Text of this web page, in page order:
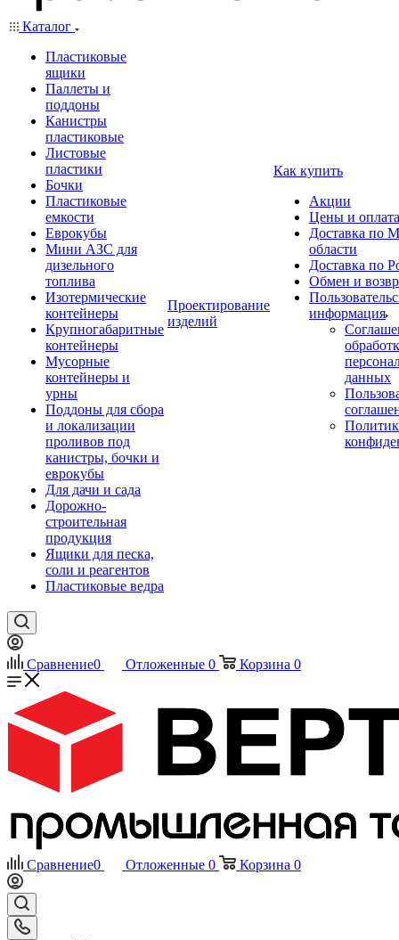
Каталог
Пластиковые
ящики
Паллеты и
поддоны
Канистры
пластиковые
Листовые
пластики
Бочки
Пластиковые
емкости
Еврокубы
Мини АЗС для
дизельного
топлива
Изотермические
контейнеры
Крупногабаритные
контейнеры
Мусорные
контейнеры и
урны
Поддоны для сбора
и локализации
проливов под
канистры, бочки и
еврокубы
Для дачи и сада
Дорожно-
строительная
продукция
Ящики для песка,
соли и реагентов
Пластиковые ведра
Проектирование
изделий
Как купить
Акции
Цены и оплата
Доставка по
области
Доставка по
Обмен и
информация
данных
Сравнение0 Отложенные 0 Корзина 0
Сравнение0 Отложенные 0 Корзина 0